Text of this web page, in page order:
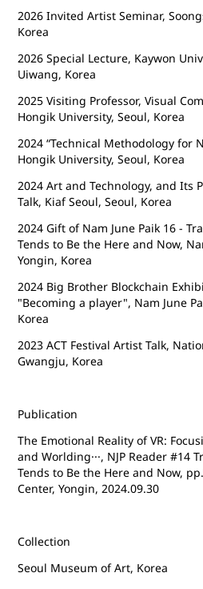
2026 Invited Artist Seminar,
Korea
2026 Special Lecture, Kaywon
Uiwang, Korea
2025 Visiting Professor, Visual
Hongik University, Seoul, Korea
2024 “Technical Methodology for
Hongik University, Seoul, Korea
2024 Art and Technology, and Its
Talk, Kiaf Seoul, Seoul, Korea
2024 Gift of Nam June Paik 16 -
Tends to Be the Here and Now,
Yongin, Korea
2024 Big Brother Blockchain
"Becoming a player", Nam June
Korea
2023 ACT Festival Artist Talk,
Gwangju, Korea
Publication
The Emotional Reality of VR:
and Worlding···, NJP Reader #14
Tends to Be the Here and Now,
Center, Yongin, 2024.09.30
Collection
Seoul Museum of Art, Korea